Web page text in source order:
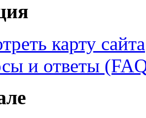
карту сайта
и ответы